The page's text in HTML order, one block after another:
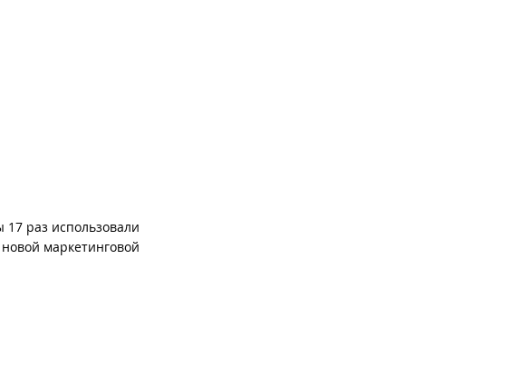
раз использовали
маркетинговой